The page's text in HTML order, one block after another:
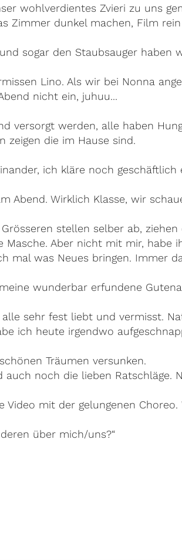
wohlverdientes Zvieri zu uns
Zimmer dunkel machen, Film
sogar den Staubsauger haben
Lino. Als wir bei Nonna
nicht ein, juhuu...
versorgt werden, alle haben
die im Hause sind.
ich kläre noch
Abend. Wirklich Klasse, wir
stellen selber ab,
Aber nicht mit mir,
mal was Neues bringen. Immer
wunderbar erfundene
sehr fest liebt und vermisst.
ich heute irgendwo
Träumen versunken.
noch die lieben
mit der gelungenen Choreo.
über mich/uns?“